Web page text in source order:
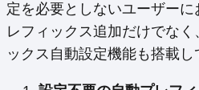
定を必要としないユーザー
レフィックス追加だけでな
ックス自動設定機能も搭載し